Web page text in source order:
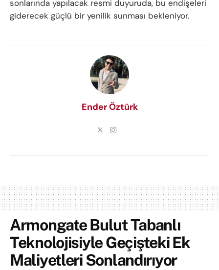
sonlarında yapılacak resmi duyuruda, bu endişeleri
giderecek güçlü bir yenilik sunması bekleniyor.
Ender Öztürk
Armongate Bulut Tabanlı
Teknolojisiyle Geçişteki Ek
Maliyetleri Sonlandırıyor